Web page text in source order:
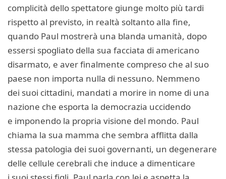
complicità dello spettatore giunge molto più tardi
rispetto al previsto, in realtà soltanto alla fine,
quando Paul mostrerà una blanda umanità, dopo
essersi spogliato della sua facciata di americano
disarmato, e aver finalmente compreso che al suo
paese non importa nulla di nessuno. Nemmeno
dei suoi cittadini, mandati a morire in nome di una
nazione che esporta la democrazia uccidendo
e imponendo la propria visione del mondo. Paul
chiama la sua mamma che sembra afflitta dalla
stessa patologia dei suoi governanti, un degenerare
delle cellule cerebrali che induce a dimenticare